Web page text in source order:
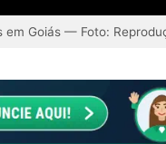
Goiás — Foto: